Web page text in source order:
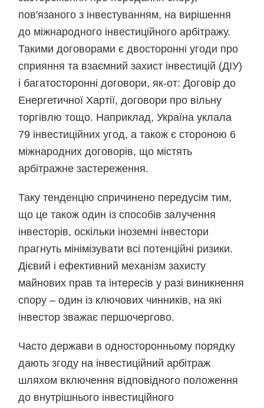
пов'язаного з інвестуванням, на вирішення
до міжнародного інвестиційного арбітражу.
Такими договорами є двосторонні угоди про
сприяння та взаємний захист інвестицій (ДІУ)
і багатосторонні договори, як-от: Договір до
Енергетичної Хартії, договори про вільну
торгівлю тощо. Наприклад, Україна уклала
79 інвестиційних угод, а також є стороною 6
міжнародних договорів, що містять
арбітражне застереження.
Таку тенденцію спричинено передусім тим,
що це також один із способів залучення
інвесторів, оскільки іноземні інвестори
прагнуть мінімізувати всі потенційні ризики.
Дієвий і ефективний механізм захисту
майнових прав та інтересів у разі виникнення
спору – один із ключових чинників, на які
інвестор зважає першочергово.
Часто держави в односторонньому порядку
дають згоду на інвестиційний арбітраж
шляхом включення відповідного положення
до внутрішнього інвестиційного